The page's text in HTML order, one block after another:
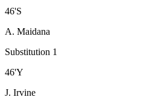
46'S
A. Maidana
Substitution 1
46'Y
J. Irvine